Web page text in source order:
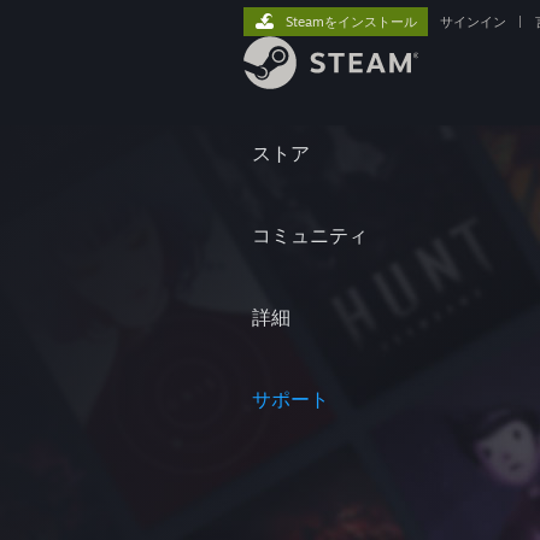
ストア
コミュニティ
詳細
サポート
Steamをインストール サインイン